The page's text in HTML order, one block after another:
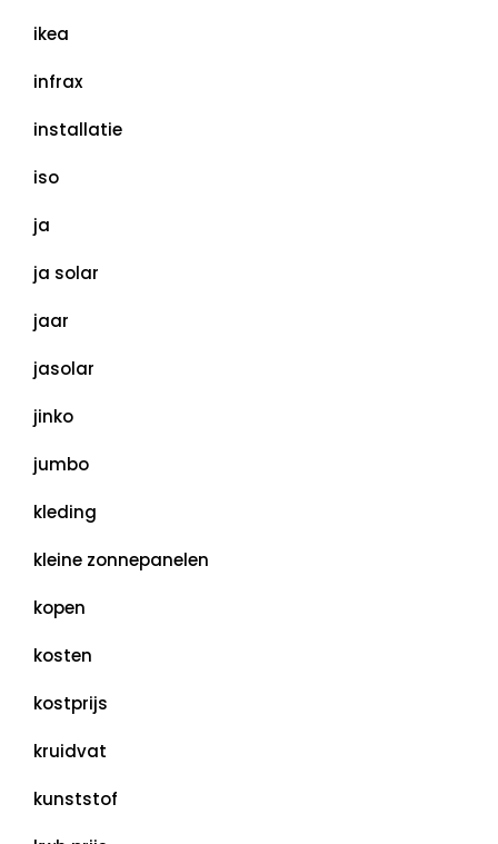
ikea
infrax
installatie
iso
ja
ja solar
jaar
jasolar
jinko
jumbo
kleding
kleine zonnepanelen
kopen
kosten
kostprijs
kruidvat
kunststof